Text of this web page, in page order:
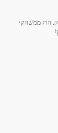
חוץ ממשחקי